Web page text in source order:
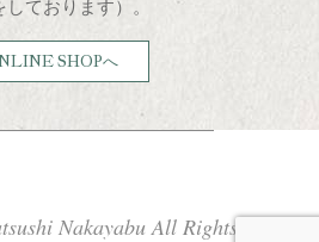
しております）。
SHOPへ
Nakayabu All Rights